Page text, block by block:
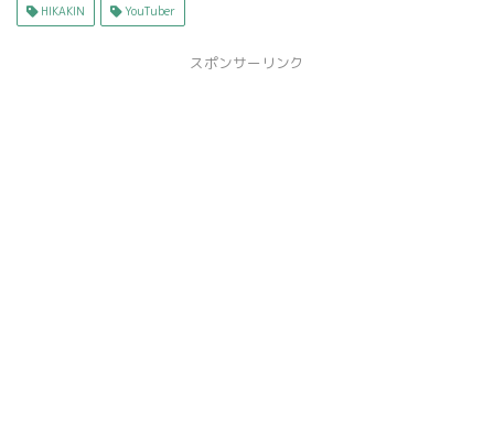
HIKAKIN YouTuber
スポンサーリンク